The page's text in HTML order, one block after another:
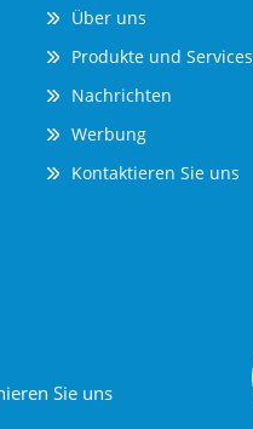
Über uns
Produkte und Services
Nachrichten
Werbung
Kontaktieren Sie uns
Sie uns